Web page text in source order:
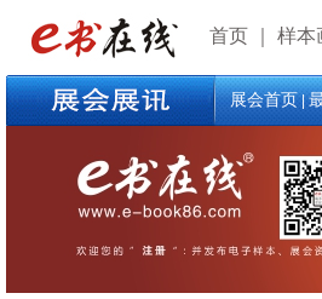
首页 样本
展会首页|